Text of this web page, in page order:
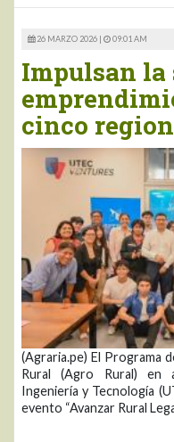
26 MARZO 2026 | 09:01 AM
Impulsan
cinco
(Agraria.pe) El Programa
Rural (Agro Rural) en
Ingeniería y Tecnología
evento “Avanzar Rural